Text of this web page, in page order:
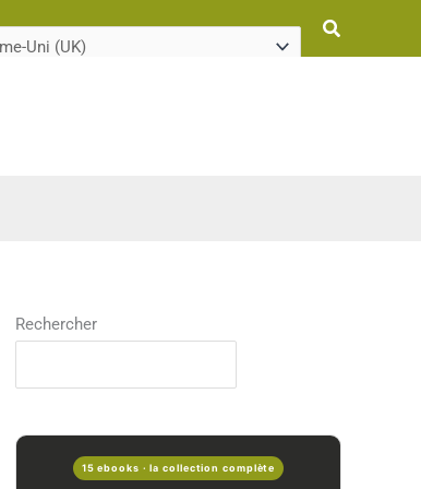
Rechercher
Rechercher
15 ebooks · la collection complète